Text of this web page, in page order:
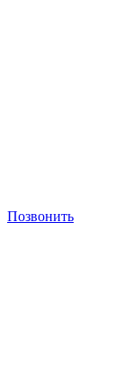
Позвонить